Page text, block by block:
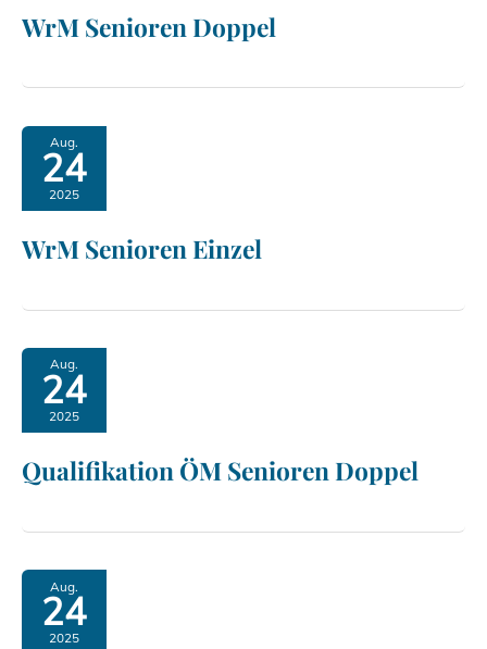
WrM Senioren Doppel
Aug.
24
2025
WrM Senioren Einzel
Aug.
24
2025
Qualifikation ÖM Senioren Doppel
Aug.
24
2025